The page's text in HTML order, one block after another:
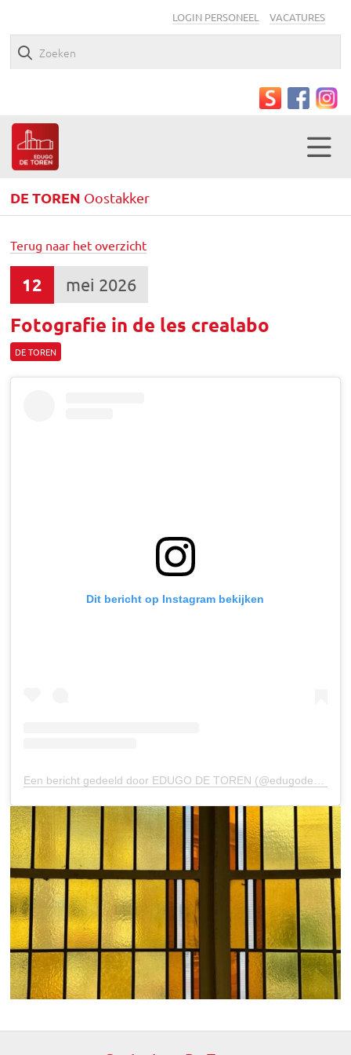
LOGIN PERSONEEL VACATURES
DE TOREN Oostakker
Terug naar het overzicht
12 mei 2026
Fotografie in de les crealabo
DE TOREN
Dit bericht op Instagram bekijken
Een bericht gedeeld door EDUGO DE TOREN (@edugodetoren)